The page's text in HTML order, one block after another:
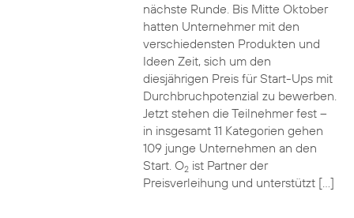
nächste Runde. Bis Mitte Oktober
hatten Unternehmer mit den
verschiedensten Produkten und
Ideen Zeit, sich um den
diesjährigen Preis für Start-Ups mit
Durchbruchpotenzial zu bewerben.
Jetzt stehen die Teilnehmer fest –
in insgesamt 11 Kategorien gehen
109 junge Unternehmen an den
Start. O2ist Partner der
Preisverleihung und unterstützt […]